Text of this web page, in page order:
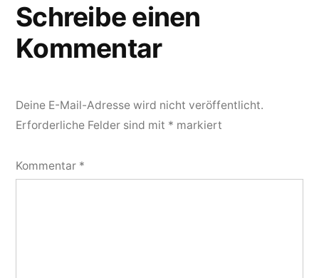
Schreibe einen
Kommentar
Deine E-Mail-Adresse wird nicht veröffentlicht.
Erforderliche Felder sind mit * markiert
Kommentar *